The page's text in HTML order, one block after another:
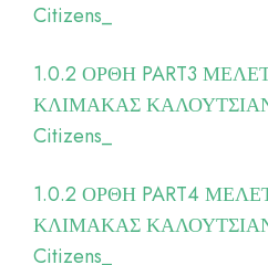
Citizens_
1.0.2 ΟΡΘΗ PART3
ΚΛΙΜΑΚΑΣ
Citizens_
1.0.2 ΟΡΘΗ PART4
ΚΛΙΜΑΚΑΣ
Citizens_